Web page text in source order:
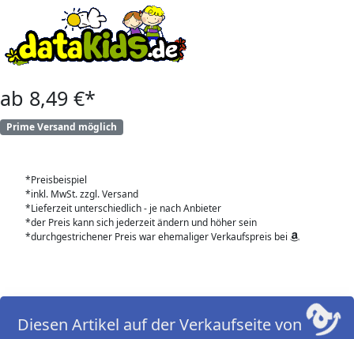
ab 8,49 €*
Prime Versand möglich
*Preisbeispiel
*inkl. MwSt. zzgl. Versand
*Lieferzeit unterschiedlich - je nach Anbieter
*der Preis kann sich jederzeit ändern und höher sein
*durchgestrichener Preis war ehemaliger Verkaufspreis bei
Diesen Artikel auf der Verkaufseite von